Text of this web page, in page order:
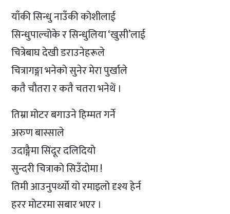
याँकी सिन्धु नाउँकी कोशीलाई
सिन्धुपाल्चोके र सिन्धुलिया ‘खुसी’लाई
चित्रेबाघ देखी डराउनेहरूले
चित्रागङ्गा भनेको सुनेर मेरा पुर्खाले
कतै चौतरा र कतै चतरा भनेथें ।
तिम्रा मोटर बगाउने हिम्मत गर्ने
अरुण बास्साले
उदाङ्गैमा सिंदूर दलिदियो
सुन्दरी चित्राको सिउँदोमा !
तिमी आउनुपर्थ्यो यो रमाइलो दृश्य हेर्न
हरर मोटरमा सबार भएर ।